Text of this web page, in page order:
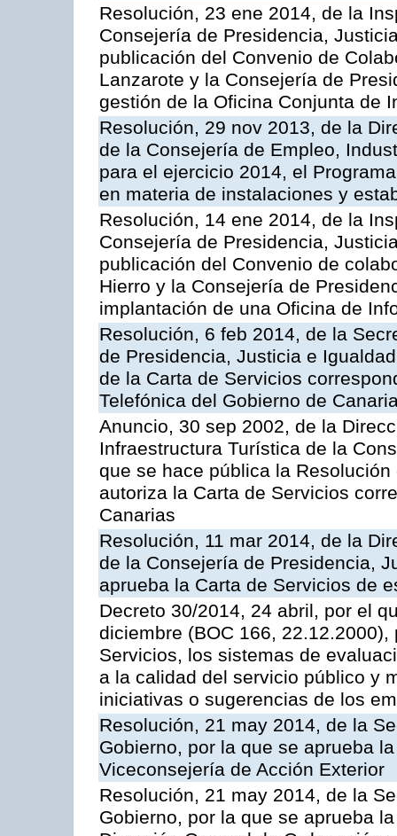
Resolución, 23 ene 2014, de la
Consejería de Presidencia,
publicación del Convenio de
Lanzarote y la Consejería de
gestión de la Oficina Conjunta de
Resolución, 29 nov 2013, de la
de la Consejería de Empleo,
para el ejercicio 2014, el
en materia de instalaciones y
Resolución, 14 ene 2014, de la
Consejería de Presidencia,
publicación del Convenio de
Hierro y la Consejería de
implantación de una Oficina de
Resolución, 6 feb 2014, de la
de Presidencia, Justicia e
de la Carta de Servicios
Telefónica del Gobierno de
Anuncio, 30 sep 2002, de la
Infraestructura Turística de la
que se hace pública la
autoriza la Carta de Servicios
Canarias
Resolución, 11 mar 2014, de la
de la Consejería de Presidencia,
aprueba la Carta de Servicios de
Decreto 30/2014, 24 abril, por el
diciembre (BOC 166,
Servicios, los sistemas de
a la calidad del servicio público y
iniciativas o sugerencias de los
Resolución, 21 may 2014, de la
Gobierno, por la que se aprueba
Viceconsejería de Acción Exterior
Resolución, 21 may 2014, de la
Gobierno, por la que se aprueba